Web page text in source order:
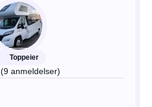
Toppeier
(9 anmeldelser)